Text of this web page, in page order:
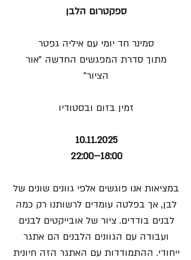
ספקטרום הלבן
סמינר חד יומי עם איליה גפטר
מתוך סדרת המפגשים החדשה "אור
הציור"
זמין בזום ובסטודיו
10.11.2025
18:00–22:00
במציאות אנו פוגשים אלפי גוונים שונים של
לבן, אך בפלטה עומדים לרשותנו רק כמה
לבנים בודדים. ציור של אובייקטים לבנים
ועבודה עם הגוונים הלבנים הם אתגר
ייחודי. ההתמודדות עם האתגר הזה חיונית